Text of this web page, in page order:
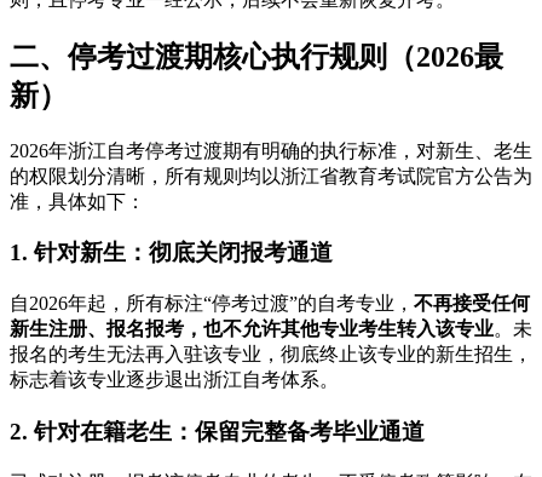
二、停考过渡期核心执行规则（2026最
新）
2026年浙江自考停考过渡期有明确的执行标准，对新生、老生
的权限划分清晰，所有规则均以浙江省教育考试院官方公告为
准，具体如下：
1. 针对新生：彻底关闭报考通道
自2026年起，所有标注“停考过渡”的自考专业， 不再接受任何
新生注册、报名报考，也不允许其他专业考生转入该专业。未
报名的考生无法再入驻该专业，彻底终止该专业的新生招生，
标志着该专业逐步退出浙江自考体系。
2. 针对在籍老生：保留完整备考毕业通道